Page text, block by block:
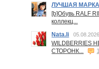
ЛУЧШАЯ МАРКА
[b]Обувь RALF
коллекц...
Nata.li
WILDBERRIES
СТОРОНК...
1